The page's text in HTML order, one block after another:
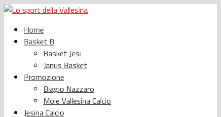
Home
Basket B
Basket Jesi
Janus Basket
Promozione
Biagio Nazzaro
Moie Vallesina Calcio
Jesina Calcio